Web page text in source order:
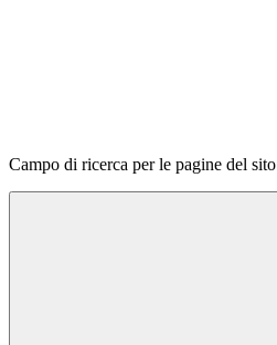
Campo di ricerca per le pagine del sito